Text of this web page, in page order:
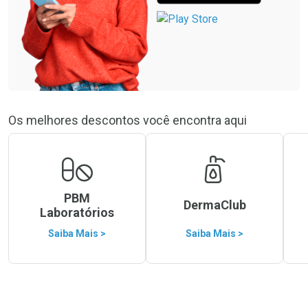
Os melhores descontos você encontra aqui
PBM
Laboratórios
Saiba Mais >
DermaClub
Saiba Mais >